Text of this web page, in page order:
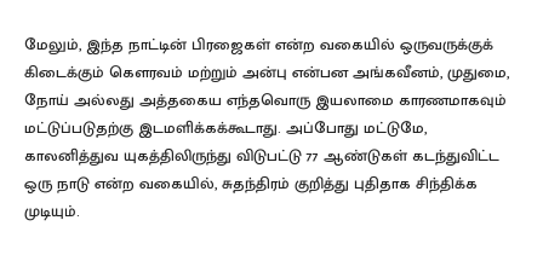
மேலும், இந்த நாட்டின் பிரஜைகள் என்ற வகையில் ஒருவருக்குக்
கிடைக்கும் கௌரவம் மற்றும் அன்பு என்பன அங்கவீனம், முதுமை,
நோய் அல்லது அத்தகைய எந்தவொரு இயலாமை காரணமாகவும்
மட்டுப்படுதற்கு இடமளிக்கக்கூடாது. அப்போது மட்டுமே,
காலனித்துவ யுகத்திலிருந்து விடுபட்டு 77 ஆண்டுகள் கடந்துவிட்ட
ஒரு நாடு என்ற வகையில், சுதந்திரம் குறித்து புதிதாக சிந்திக்க
முடியும்.